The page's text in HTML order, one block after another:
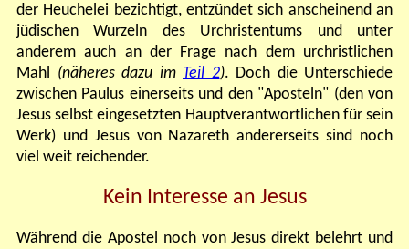
der Heuchelei bezichtigt, entzündet sich anscheinend an
jüdischen Wurzeln des Urchristentums und unter
anderem auch an der Frage nach dem urchristlichen
Mahl (näheres dazu im Teil 2). Doch die Unterschiede
zwischen Paulus einerseits und den "Aposteln" (den von
Jesus selbst eingesetzten Hauptverantwortlichen für sein
Werk) und Jesus von Nazareth andererseits sind noch
viel weit reichender.
Kein Interesse an Jesus
Während die Apostel noch von Jesus direkt belehrt und